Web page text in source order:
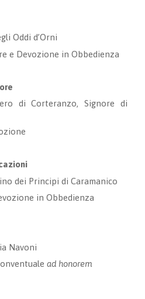
Oddi d’Orni
e Devozione in Obbedienza
di Corteranzo, Signore di
dei Principi di Caramanico
in Obbedienza
Navoni
ad honorem